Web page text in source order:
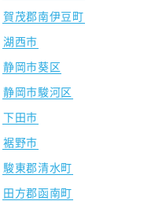
賀茂郡南伊豆町
湖西市
静岡市葵区
静岡市駿河区
下田市
裾野市
駿東郡清水町
田方郡函南町